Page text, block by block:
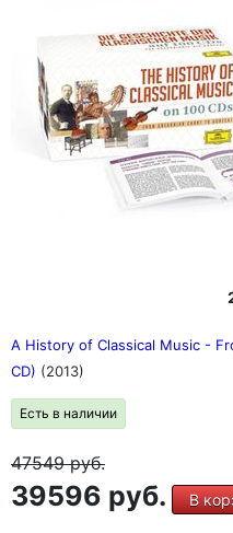
A History of Classical Music -
CD) (2013)
Есть в наличии
47549руб.
39596 руб. В